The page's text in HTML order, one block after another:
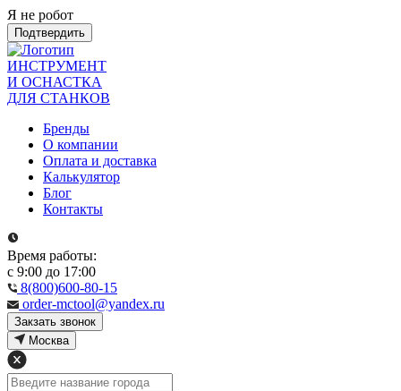
Я не робот
Подтвердить
ИНСТРУМЕНТ
И ОСНАСТКА
ДЛЯ СТАНКОВ
Бренды
О компании
Оплата и доставка
Калькулятор
Блог
Контакты
Время работы:
с 9:00 до 17:00
8(800)600-80-15
order-mctool@yandex.ru
Закзать звонок
Москва